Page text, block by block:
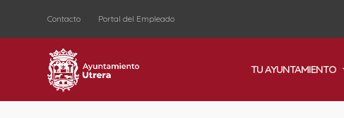
Contacto Portal del Empleado
TU AYUNTAMIENTO